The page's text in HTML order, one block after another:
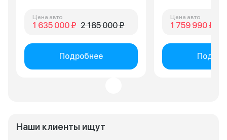
Наши клиенты ищут
Цена авто
1 635 000 ₽ 2 185 000 ₽
Подробнее
Цена авто
1 759 990 ₽